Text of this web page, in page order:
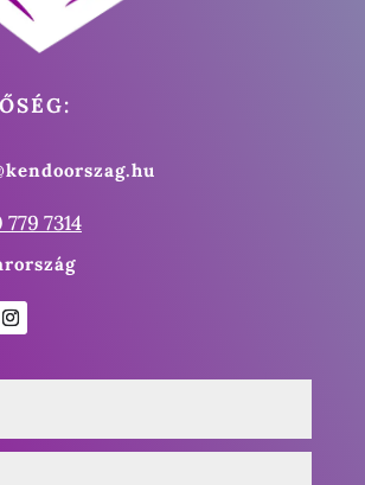
7314